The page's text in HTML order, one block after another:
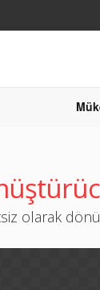
olarak